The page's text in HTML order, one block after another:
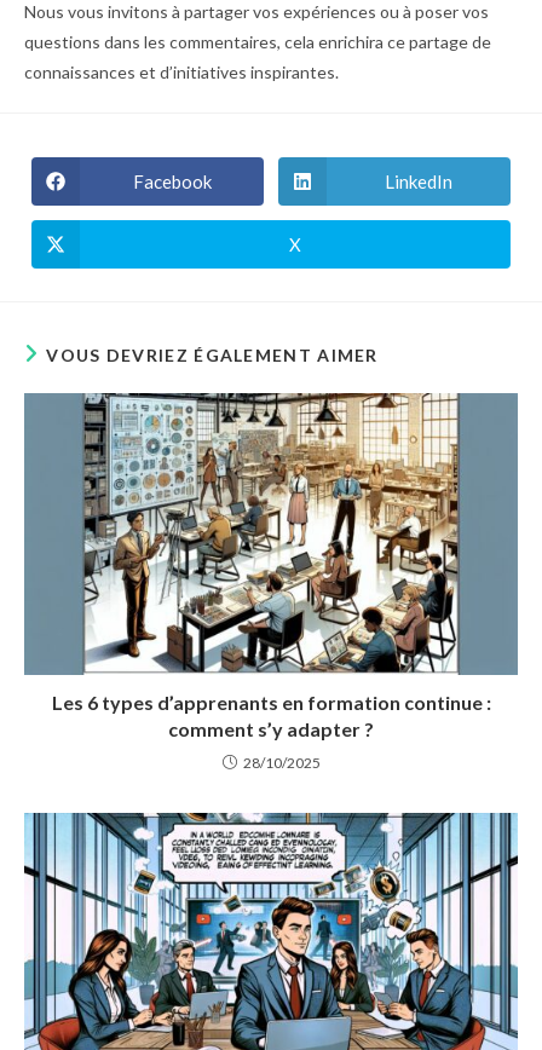
Nous vous invitons à partager vos expériences ou à poser vos
questions dans les commentaires, cela enrichira ce partage de
connaissances et d’initiatives inspirantes.
Ouvrir
dans
une
Facebook
Ouvrir
dans
une
LinkedIn
Ouvrir
dans
X
VOUS DEVRIEZ ÉGALEMENT AIMER
Les 6 types d’apprenants en formation continue :
comment s’y adapter ?
28/10/2025